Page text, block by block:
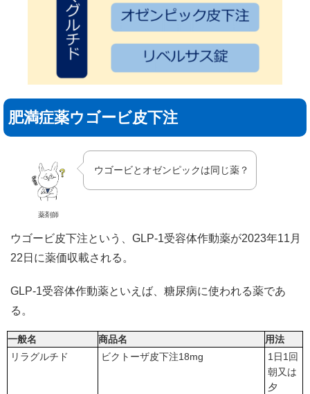
肥満症薬ウゴービ皮下注
薬剤師
ウゴービとオゼンピックは同じ薬？
ウゴービ皮下注という、GLP-1受容体作動薬が2023年11月
22日に薬価収載される。
GLP-1受容体作動薬といえば、糖尿病に使われる薬であ
る。
一般名 商品名
用法
リラグルチド
ビクトーザ皮下注18mg
1日1回
朝又は
夕